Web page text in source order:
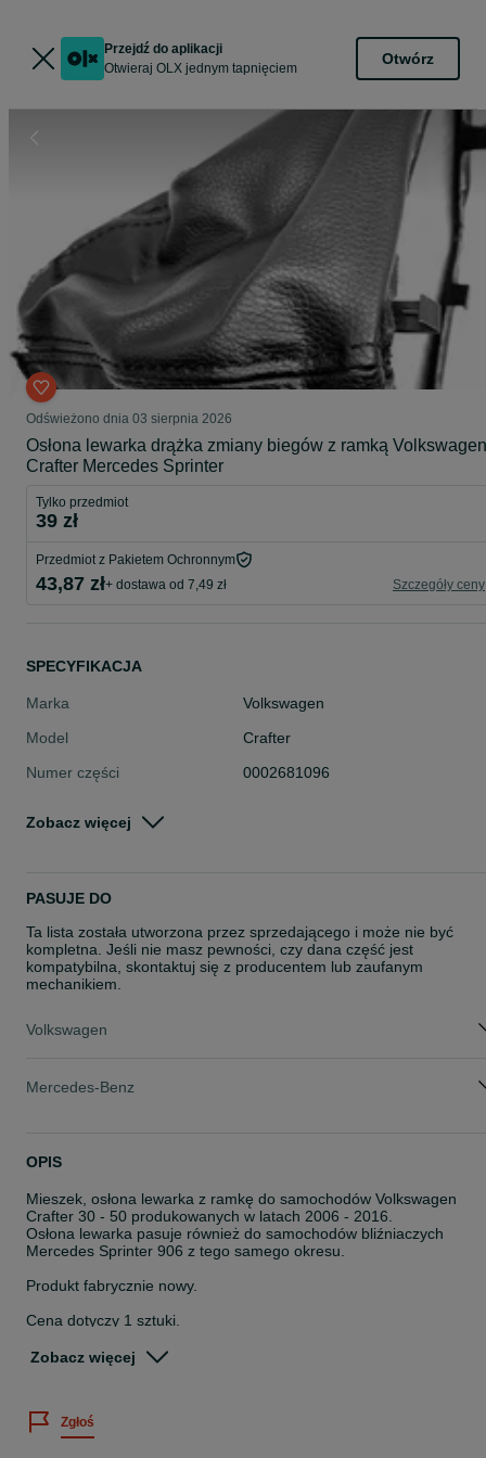
Przejdź do aplikacji
Otwieraj OLX jednym tapnięciem
Otwórz
Odświeżono dnia 03 sierpnia 2026
Osłona lewarka drążka zmiany biegów z ramką Volkswagen
Crafter Mercedes Sprinter
Tylko przedmiot
39 zł
Przedmiot z Pakietem Ochronnym
43,87 zł+ dostawa od 7,49 zł Szczegóły ceny
SPECYFIKACJA
Marka
Volkswagen
Model
Crafter
Numer części
0002681096
Rodzaj
Karoseria
Zobacz więcej
PASUJE DO
Ta lista została utworzona przez sprzedającego i może nie być
kompletna. Jeśli nie masz pewności, czy dana część jest
kompatybilna, skontaktuj się z producentem lub zaufanym
mechanikiem.
Volkswagen
Mercedes-Benz
OPIS
Mieszek, osłona lewarka z ramkę do samochodów Volkswagen
Crafter 30 - 50 produkowanych w latach 2006 - 2016.
Osłona lewarka pasuje również do samochodów bliźniaczych
Mercedes Sprinter 906 z tego samego okresu.
Produkt fabrycznie nowy.
Cena dotyczy 1 sztuki.
Numer katalogowy części
Producent i dostawca FAST
Zobacz więcej
Zgłoś